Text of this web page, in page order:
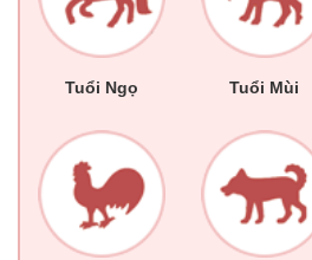
Tuổi Ngọ Tuổi Mùi